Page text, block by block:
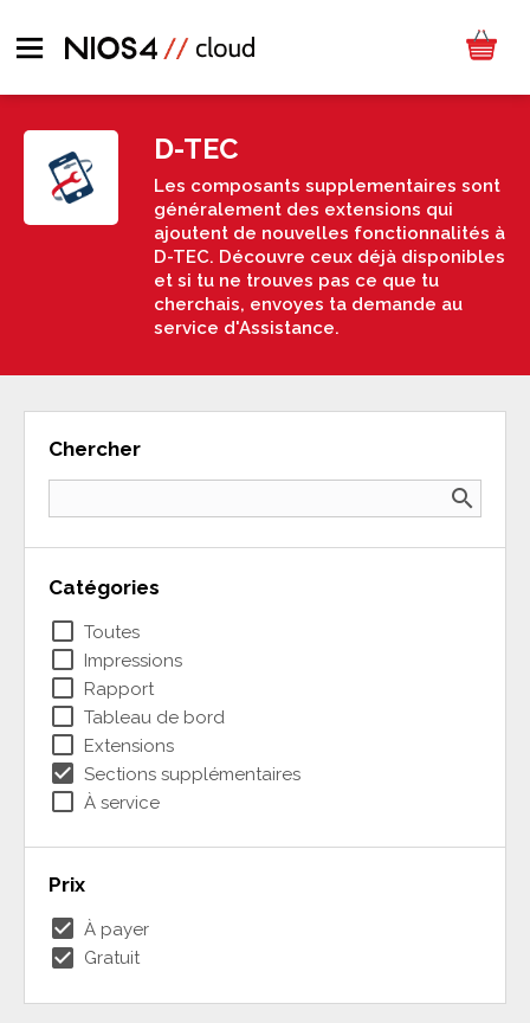
D-TEC
Les composants supplementaires sont
généralement des extensions qui
ajoutent de nouvelles fonctionnalités à
D-TEC. Découvre ceux déjà disponibles
et si tu ne trouves pas ce que tu
cherchais, envoyes ta demande au
service d'Assistance.
Chercher
search
Catégories
check_box_outline_blank Toutes
check_box_outline_blank Impressions
check_box_outline_blank Rapport
check_box_outline_blank Tableau de bord
check_box_outline_blank Extensions
check_box Sections supplémentaires
check_box_outline_blank À service
Prix
check_box À payer
check_box Gratuit